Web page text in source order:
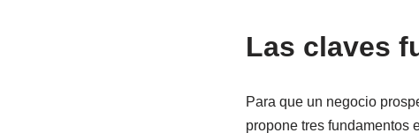
Las claves
Para que un negocio
propone tres fundamentos